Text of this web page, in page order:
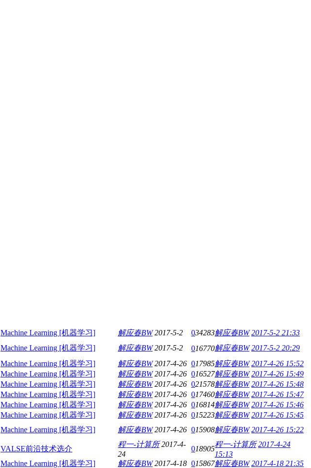
Machine Learning [机器学习] 解应春BW 2017-5-2 034283解应春BW 2017-5-2 21:33
Machine Learning [机器学习] 解应春BW 2017-5-2 016770解应春BW 2017-5-2 20:29
Machine Learning [机器学习] 解应春BW 2017-4-26 017985解应春BW 2017-4-26 15:52
Machine Learning [机器学习] 解应春BW 2017-4-26 016527解应春BW 2017-4-26 15:49
Machine Learning [机器学习] 解应春BW 2017-4-26 021578解应春BW 2017-4-26 15:48
Machine Learning [机器学习] 解应春BW 2017-4-26 017460解应春BW 2017-4-26 15:47
Machine Learning [机器学习] 解应春BW 2017-4-26 016814解应春BW 2017-4-26 15:46
Machine Learning [机器学习] 解应春BW 2017-4-26 015223解应春BW 2017-4-26 15:45
Machine Learning [机器学习] 解应春BW 2017-4-26 015908解应春BW 2017-4-26 15:22
VALSE前沿技术选介
程一-计算所 2017-4-
24
018905
程一-计算所 2017-4-24
15:13
Machine Learning [机器学习] 解应春BW 2017-4-18 015867解应春BW 2017-4-18 21:35